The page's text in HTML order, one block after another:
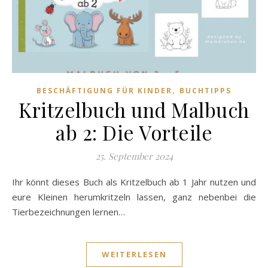
BESCHÄFTIGUNG FÜR KINDER, BUCHTIPPS
Kritzelbuch und Malbuch
ab 2: Die Vorteile
25. September 2024
Ihr könnt dieses Buch als Kritzelbuch ab 1 Jahr nutzen und
eure Kleinen herumkritzeln lassen, ganz nebenbei die
Tierbezeichnungen lernen…
WEITERLESEN